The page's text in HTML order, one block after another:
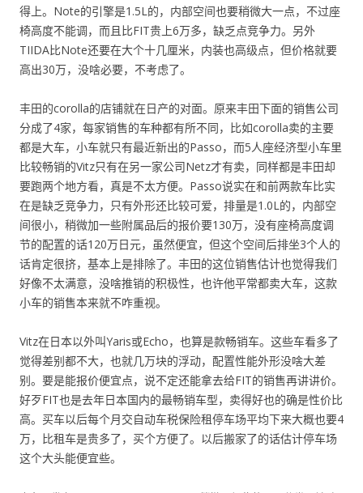
得上。Note的引擎是1.5L的，内部空间也要稍微大一点，不过座
椅高度不能调，而且比FIT贵上6万多，缺乏点竞争力。另外
TIIDA比Note还要在大个十几厘米，内装也高级点，但价格就要
高出30万，没啥必要，不考虑了。
丰田的corolla的店铺就在日产的对面。原来丰田下面的销售公司
分成了4家，每家销售的车种都有所不同，比如corolla卖的主要
都是大车，小车就只有最近新出的Passo，而5人座经济型小车里
比较畅销的Vitz只有在另一家公司Netz才有卖，同样都是丰田却
要跑两个地方看，真是不太方便。Passo说实在和前两款车比实
在是缺乏竞争力，只有外形还比较可爱，排量是1.0L的，内部空
间很小，稍微加一些附属品后的报价要130万，没有座椅高度调
节的配置的话120万日元，虽然便宜，但这个空间后排坐3个人的
话肯定很挤，基本上是排除了。丰田的这位销售估计也觉得我们
好像不太满意，没啥推销的积极性，也许他平常都卖大车，这款
小车的销售本来就不咋重视。
Vitz在日本以外叫Yaris或Echo，也算是款畅销车。这些车看多了
觉得差别都不大，也就几万块的浮动，配置性能外形没啥大差
别。要是能报价便宜点，说不定还能拿去给FIT的销售再讲讲价。
好歹FIT也是去年日本国内的最畅销车型，卖得好也的确是性价比
高。买车以后每个月交自动车税保险租停车场平均下来大概也要4
万，比租车是贵多了，买个方便了。以后搬家了的话估计停车场
这个大头能便宜些。